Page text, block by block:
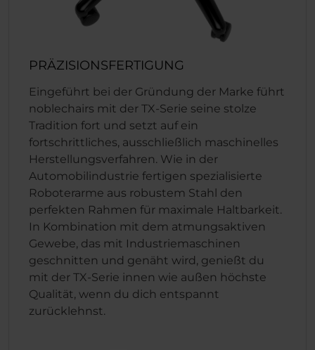
PRÄZISIONSFERTIGUNG
Eingeführt bei der Gründung der Marke führt
noblechairs mit der TX-Serie seine stolze
Tradition fort und setzt auf ein
fortschrittliches, ausschließlich maschinelles
Herstellungsverfahren. Wie in der
Automobilindustrie fertigen spezialisierte
Roboterarme aus robustem Stahl den
perfekten Rahmen für maximale Haltbarkeit.
In Kombination mit dem atmungsaktiven
Gewebe, das mit Industriemaschinen
geschnitten und genäht wird, genießt du
mit der TX-Serie innen wie außen höchste
Qualität, wenn du dich entspannt
zurücklehnst.